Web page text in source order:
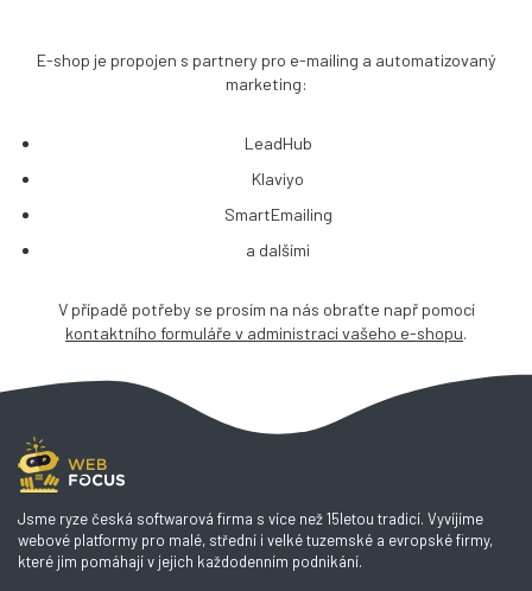
E-shop je propojen s partnery pro e-mailing a automatizovaný
marketing:
LeadHub
Klaviyo
SmartEmailing
a dalšími
V případě potřeby se prosím na nás obraťte např pomocí
kontaktního formuláře v administraci vašeho e-shopu.
Jsme ryze česká softwarová firma s více než 15letou tradicí. Vyvíjíme
webové platformy pro malé, střední i velké tuzemské a evropské firmy,
které jim pomáhají v jejich každodenním podnikání.